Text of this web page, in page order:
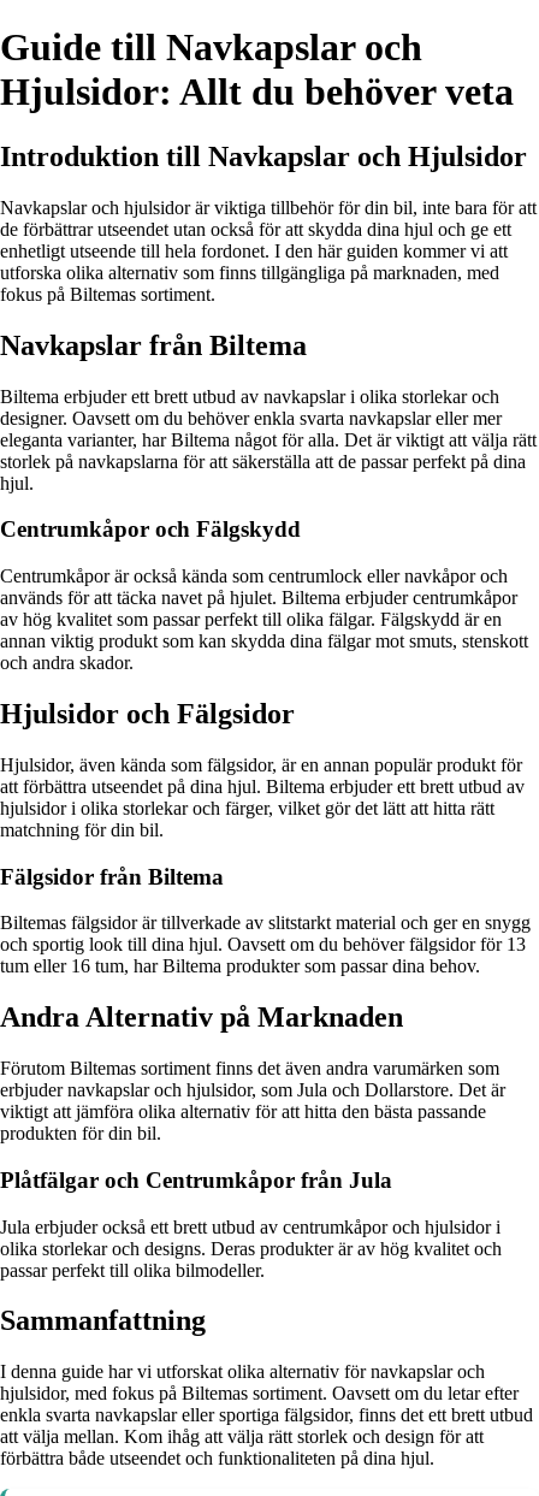
Guide till Navkapslar och
Hjulsidor: Allt du behöver veta
Introduktion till Navkapslar och Hjulsidor
Navkapslar och hjulsidor är viktiga tillbehör för din bil, inte bara för att
de förbättrar utseendet utan också för att skydda dina hjul och ge ett
enhetligt utseende till hela fordonet. I den här guiden kommer vi att
utforska olika alternativ som finns tillgängliga på marknaden, med
fokus på Biltemas sortiment.
Navkapslar från Biltema
Biltema erbjuder ett brett utbud av navkapslar i olika storlekar och
designer. Oavsett om du behöver enkla svarta navkapslar eller mer
eleganta varianter, har Biltema något för alla. Det är viktigt att välja rätt
storlek på navkapslarna för att säkerställa att de passar perfekt på dina
hjul.
Centrumkåpor och Fälgskydd
Centrumkåpor är också kända som centrumlock eller navkåpor och
används för att täcka navet på hjulet. Biltema erbjuder centrumkåpor
av hög kvalitet som passar perfekt till olika fälgar. Fälgskydd är en
annan viktig produkt som kan skydda dina fälgar mot smuts, stenskott
och andra skador.
Hjulsidor och Fälgsidor
Hjulsidor, även kända som fälgsidor, är en annan populär produkt för
att förbättra utseendet på dina hjul. Biltema erbjuder ett brett utbud av
hjulsidor i olika storlekar och färger, vilket gör det lätt att hitta rätt
matchning för din bil.
Fälgsidor från Biltema
Biltemas fälgsidor är tillverkade av slitstarkt material och ger en snygg
och sportig look till dina hjul. Oavsett om du behöver fälgsidor för 13
tum eller 16 tum, har Biltema produkter som passar dina behov.
Andra Alternativ på Marknaden
Förutom Biltemas sortiment finns det även andra varumärken som
erbjuder navkapslar och hjulsidor, som Jula och Dollarstore. Det är
viktigt att jämföra olika alternativ för att hitta den bästa passande
produkten för din bil.
Plåtfälgar och Centrumkåpor från Jula
Jula erbjuder också ett brett utbud av centrumkåpor och hjulsidor i
olika storlekar och designs. Deras produkter är av hög kvalitet och
passar perfekt till olika bilmodeller.
Sammanfattning
I denna guide har vi utforskat olika alternativ för navkapslar och
hjulsidor, med fokus på Biltemas sortiment. Oavsett om du letar efter
enkla svarta navkapslar eller sportiga fälgsidor, finns det ett brett utbud
att välja mellan. Kom ihåg att välja rätt storlek och design för att
förbättra både utseendet och funktionaliteten på dina hjul.